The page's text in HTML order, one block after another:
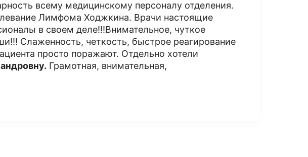
всему медицинскому персоналу отделения.
Лимфома Ходжкина. Врачи настоящие
в своем деле!!!Внимательное, чуткое
Слаженность, четкость, быстрое реагирование
просто поражают. Отдельно хотели
Грамотная, внимательная,